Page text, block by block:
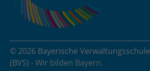
© 2026 Bayerische Verwaltungsschule
(BVS) - Wir bilden Bayern.